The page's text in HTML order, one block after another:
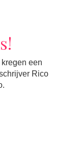
een
Rico